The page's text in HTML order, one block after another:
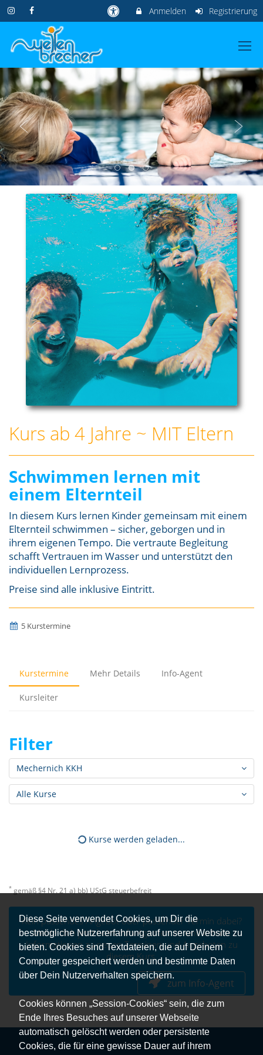
Diese Seite verwendet Cookies, um Dir die
bestmögliche Nutzererfahrung auf unserer Website zu
bieten. Cookies sind Textdateien, die auf Deinem
Computer gespeichert werden und bestimmte Daten
über Dein Nutzerverhalten speichern.
Cookies können „Session-Cookies“ sein, die zum
Ende Ihres Besuches auf unserer Webseite
automatisch gelöscht werden oder persistente
Cookies, die für eine gewisse Dauer auf ihrem
Anmelden Registrierung
Kurs ab 4 Jahre ~ MIT Eltern
Schwimmen lernen mit
einem Elternteil
In diesem Kurs lernen Kinder gemeinsam mit einem
Elternteil schwimmen – sicher, geborgen und in
ihrem eigenen Tempo. Die vertraute Begleitung
schafft Vertrauen im Wasser und unterstützt den
individuellen Lernprozess.
Preise sind alle inklusive Eintritt.
5 Kurstermine
Kurstermine Mehr Details Info-Agent
Kursleiter
Filter
Mechernich KKH
Alle Kurse
Kurse werden geladen...
* gemäß §4 Nr. 21 a) bb) UStG steuerbefreit
Kein passendes Angebot oder passender Termin dabei?
Melde dich jetzt beim Info-Agenten an und erhalte
Informationen zu neuen Terminen und Angeboten zu
diesem Kurs.
zum Info-Agent